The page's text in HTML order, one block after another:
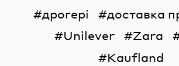
дрогері
доставка
Unilever
Zara
Kaufland